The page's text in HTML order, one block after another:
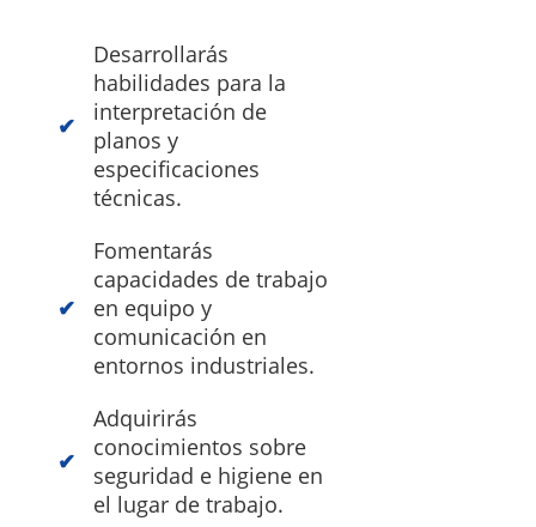
Desarrollarás
habilidades para la
interpretación de
planos y
especificaciones
técnicas.
Fomentarás
capacidades de trabajo
en equipo y
comunicación en
entornos industriales.
Adquirirás
conocimientos sobre
seguridad e higiene en
el lugar de trabajo.